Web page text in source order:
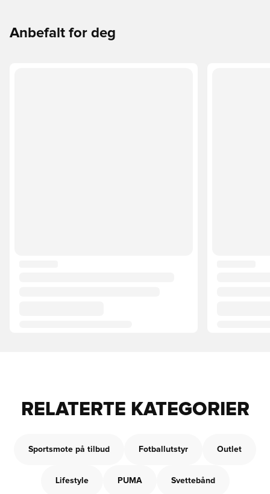
Anbefalt for deg
RELATERTE KATEGORIER
Sportsmote på tilbud Fotballutstyr Outlet
Lifestyle PUMA Svettebånd